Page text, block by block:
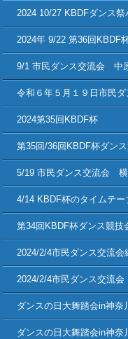
2024 10/27 KBDFダンス
2024年 9/22 第36回KBDF
9/1 市民ダンス交流会 中
令和６年５月１９日市民
2024第35回KBDF杯
第35回/36回KBDF杯ダン
5/19 市民ダンス交流会
4/14 KBDF杯のタイムテ
第34回KBDF杯ダンス競技
2024/2/4市民ダンス交流会
2024/2/4市民ダンス交流会
ダンスの日大舞踏会in神奈
ダンスの日大舞踏会in神奈